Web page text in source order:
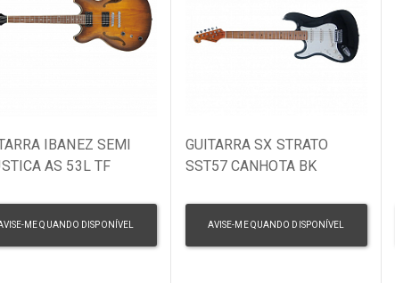
Encordoamentos
Microfones / Captadores
IBANEZ SEMI
AS 53L TF
ME QUANDO DISPONÍVEL
GUITARRA SX STRATO
SST57 CANHOTA BK
AVISE-ME QUANDO DISPONÍVEL